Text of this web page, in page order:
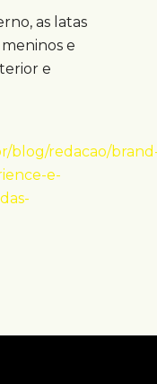
as latas
e
e
blog/redacao/
e-